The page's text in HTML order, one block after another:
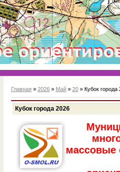
Главная » 2026 » Май » 20» Кубок города
Кубок города 2026
массовые